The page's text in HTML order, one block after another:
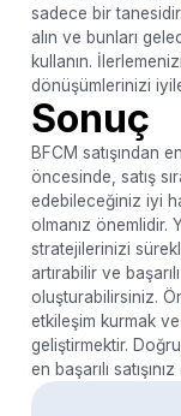
sadece bir
alın ve bunları
kullanın.
dönüşümlerinizi
Sonuç
BFCM satışından
öncesinde, satış
edebileceğiniz iyi
olmanız önemlidir.
stratejilerinizi
artırabilir ve
oluşturabilirsiniz.
etkileşim kurmak
geliştirmektir. Doğru
en başarılı